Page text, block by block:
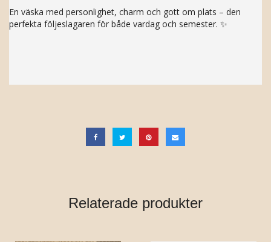
En väska med personlighet, charm och gott om plats – den
perfekta följeslagaren för både vardag och semester. ✨
Relaterade produkter